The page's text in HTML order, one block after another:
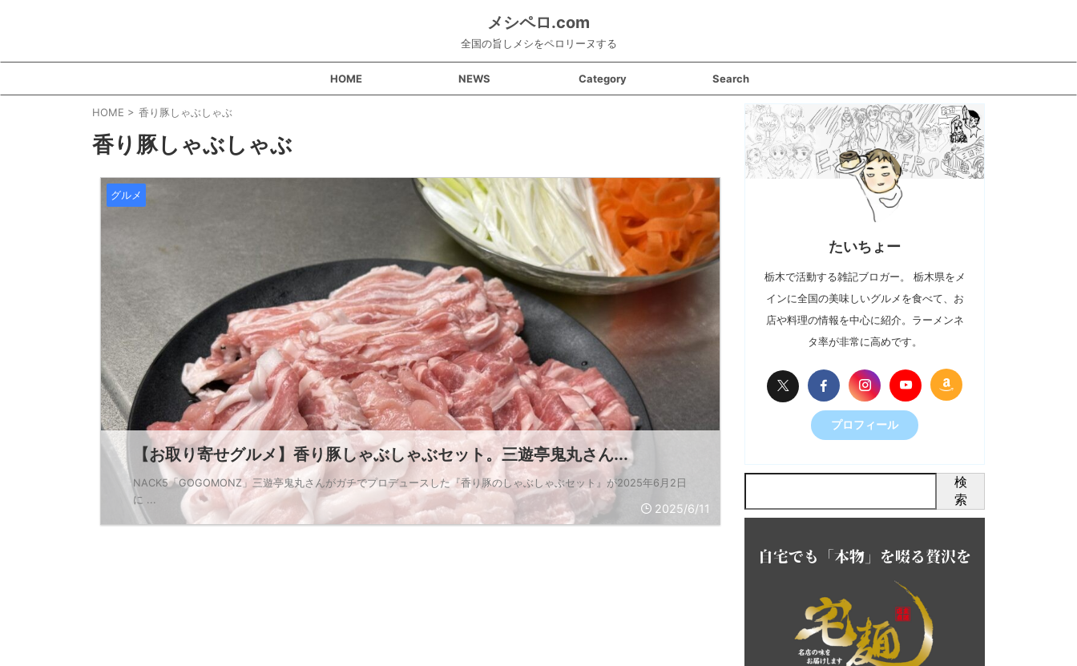
メシペロ.com
全国の旨しメシをペロリーヌする
HOME NEWS Category Search
HOME > 香り豚しゃぶしゃぶ
香り豚しゃぶしゃぶ
2025/6/11
グルメ
【お取り寄せグルメ】香り豚しゃぶしゃぶセット。三遊亭鬼丸さん...
NACK5「GOGOMONZ」三遊亭鬼丸さんがガチでプロデュースした『香り豚のしゃぶしゃぶセット』が2025年6月2日
に ...
たいちょー
栃木で活動する雑記ブロガー。 栃木県をメ
インに全国の美味しいグルメを食べて、お
店や料理の情報を中心に紹介。ラーメンネ
タ率が非常に高めです。
プロフィール
検
索